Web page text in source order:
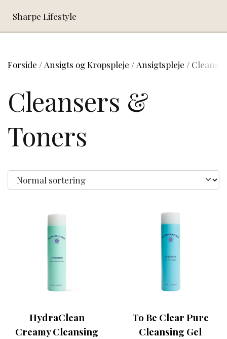
Sharpe Lifestyle
Forside Ansigts og Kropspleje Ansigtspleje
Cleansers &
Toners
HydraClean
Creamy Cleansing
To Be Clear Pure
Cleansing Gel